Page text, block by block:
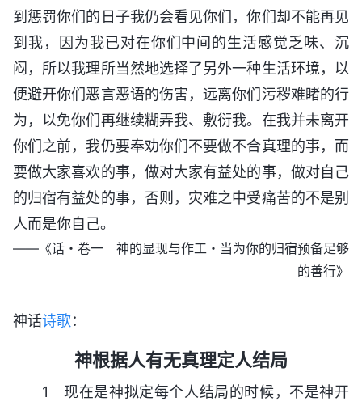
到惩罚你们的日子我仍会看见你们，你们却不能再见
到我，因为我已对在你们中间的生活感觉乏味、沉
闷，所以我理所当然地选择了另外一种生活环境，以
便避开你们恶言恶语的伤害，远离你们污秽难睹的行
为，以免你们再继续糊弄我、敷衍我。在我并未离开
你们之前，我仍要奉劝你们不要做不合真理的事，而
要做大家喜欢的事，做对大家有益处的事，做对自己
的归宿有益处的事，否则，灾难之中受痛苦的不是别
人而是你自己。
——《话・卷一 神的显现与作工・当为你的归宿预备足够
的善行》
神话诗歌：
神根据人有无真理定人结局
1 现在是神拟定每个人结局的时候，不是神开